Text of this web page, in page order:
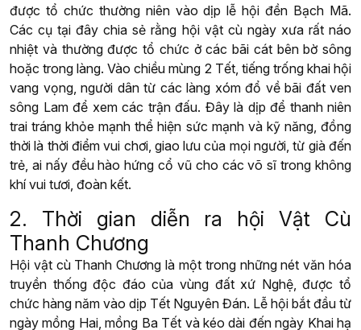
được tổ chức thường niên vào dịp lễ hội đền Bạch Mã.
Các cụ tại đây chia sẻ rằng hội vật cù ngày xưa rất náo
nhiệt và thường được tổ chức ở các bãi cát bên bờ sông
hoặc trong làng. Vào chiều mùng 2 Tết, tiếng trống khai hội
vang vọng, người dân từ các làng xóm đổ về bãi đất ven
sông Lam để xem các trận đấu. Đây là dịp để thanh niên
trai tráng khỏe mạnh thể hiện sức mạnh và kỹ năng, đồng
thời là thời điểm vui chơi, giao lưu của mọi người, từ già đến
trẻ, ai nấy đều hào hứng cổ vũ cho các võ sĩ trong không
khí vui tươi, đoàn kết.
2. Thời gian diễn ra hội Vật Cù
Thanh Chương
Hội vật cù Thanh Chương là một trong những nét văn hóa
truyền thống độc đáo của vùng đất xứ Nghệ, được tổ
chức hàng năm vào dịp Tết Nguyên Đán. Lễ hội bắt đầu từ
ngày mồng Hai, mồng Ba Tết và kéo dài đến ngày Khai hạ